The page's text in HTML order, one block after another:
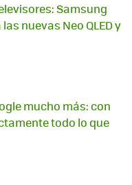
Samsung
nuevas Neo QLED y
mucho más: con
todo lo que